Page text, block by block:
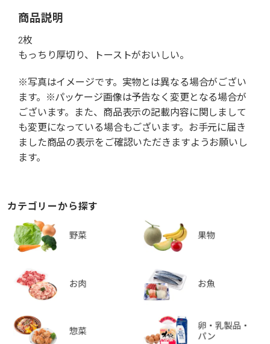
商品説明
2枚
もっちり厚切り、トーストがおいしい。
※写真はイメージです。実物とは異なる場合がござい
ます。※パッケージ画像は予告なく変更となる場合が
ございます。また、商品表示の記載内容に関しまして
も変更になっている場合もございます。お手元に届き
ました商品の表示をご確認いただきますようお願いし
ます。
カテゴリーから探す